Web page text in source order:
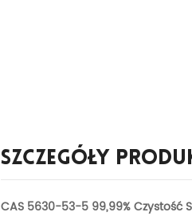
Szczegóły
CAS 5630-53-5 99,99% Czystość